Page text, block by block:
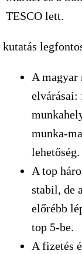
TESCO lett.
kutatás
A
elvárásai:
munka-
lehetőség.
A top
stabil, de
előrébb
top 5-be.
A fizetés